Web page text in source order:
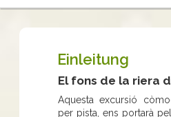
Einleitung
El fons de la riera
Aquesta excursió
per pista, ens portarà